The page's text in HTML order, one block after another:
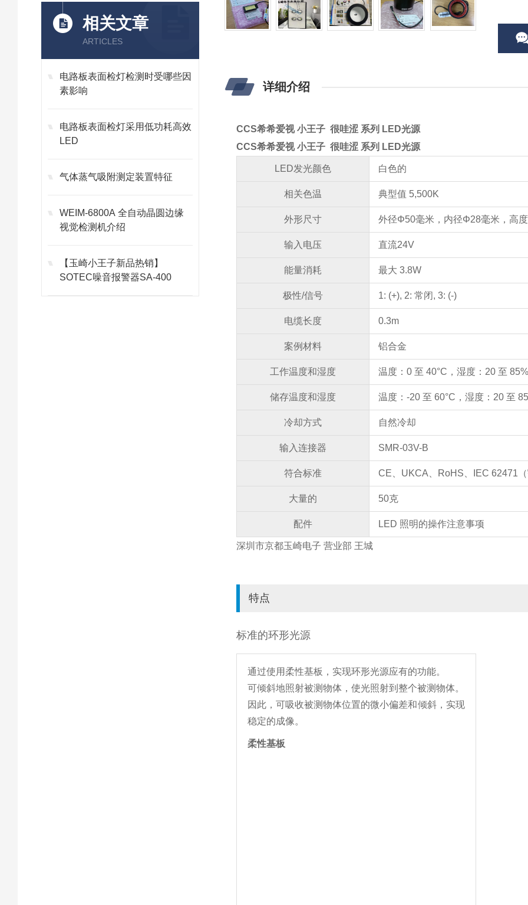
相关文章
ARTICLES
电路板表面检灯检测时受哪些因
素影响
电路板表面检灯采用低功耗高效
LED
气体蒸气吸附测定装置特征
WEIM-6800A 全自动晶圆边缘
视觉检测机介绍
【玉崎小王子新品热销】
SOTEC噪音报警器SA-400
详细介绍
CCS希希爱视 小王子 很哇涩 系列 LED光源
CCS希希爱视 小王子 很哇涩 系列 LED光源
LED发光颜色 白色的
相关色温 典型值 5,500K
外形尺寸 外径Φ50毫米，内径Φ28毫米，高
输入电压 直流24V
能量消耗 最大 3.8W
极性/信号 1: (+), 2: 常闭, 3: (-)
电缆长度 0.3m
案例材料 铝合金
工作温度和湿度 温度：0 至 40°C，湿度：20 至
储存温度和湿度 温度：-20 至 60°C，湿度：20 至
冷却方式 自然冷却
输入连接器 SMR-03V-B
符合标准 CE、UKCA、RoHS、IEC 62471（
大量的 50克
配件 LED 照明的操作注意事项
深圳市京都玉崎电子 营业部 王城
特点
标准的环形光源
通过使用柔性基板，实现环形光源应有的功能。
可倾斜地照射被测物体，使光照射到整个被测物体。
因此，可吸收被测物体位置的微小偏差和倾斜，实现
稳定的成像。
柔性基板